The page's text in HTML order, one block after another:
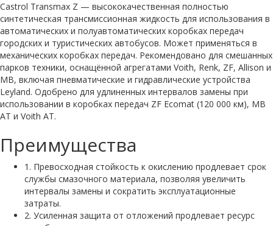
Castrol Transmax Z — высококачественная полностью
синтетическая трансмиссионная жидкость для использования в
автоматических и полуавтоматических коробках передач
городских и туристических автобусов. Может применяться в
механических коробках передач. Рекомендовано для смешанных
парков техники, оснащённой агрегатами Voith, Renk, ZF, Allison и
MB, включая пневматические и гидравлические устройства
Leyland. Одобрено для удлиненных интервалов замены при
использовании в коробках передач ZF Ecomat (120 000 км), MB
AT и Voith AT.
Преимущества
1. Превосходная стойкость к окислению продлевает срок
службы смазочного материала, позволяя увеличить
интервалы замены и сократить эксплуатационные
затраты.
2. Усиленная защита от отложений продлевает ресурс